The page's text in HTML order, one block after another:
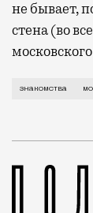
не бывает,
стена (во
Пока
знакомства